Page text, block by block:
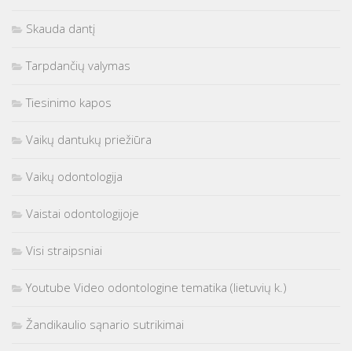
Skauda dantį
Tarpdančių valymas
Tiesinimo kapos
Vaikų dantukų priežiūra
Vaikų odontologija
Vaistai odontologijoje
Visi straipsniai
Youtube Video odontologine tematika (lietuvių k.)
Žandikaulio sąnario sutrikimai